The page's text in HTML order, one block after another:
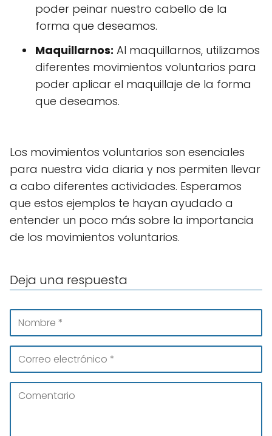
poder peinar nuestro cabello de la
forma que deseamos.
Maquillarnos: Al maquillarnos, utilizamos
diferentes movimientos voluntarios para
poder aplicar el maquillaje de la forma
que deseamos.
Los movimientos voluntarios son esenciales
para nuestra vida diaria y nos permiten llevar
a cabo diferentes actividades. Esperamos
que estos ejemplos te hayan ayudado a
entender un poco más sobre la importancia
de los movimientos voluntarios.
Deja una respuesta